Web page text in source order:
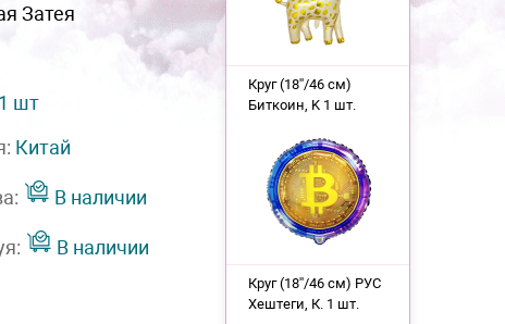
Затея
1 шт
Китай
В наличии
В наличии
Круг (18''/46 см)
Биткоин, K 1 шт.
Круг (18''/46 см) РУС
Хештеги, К. 1 шт.